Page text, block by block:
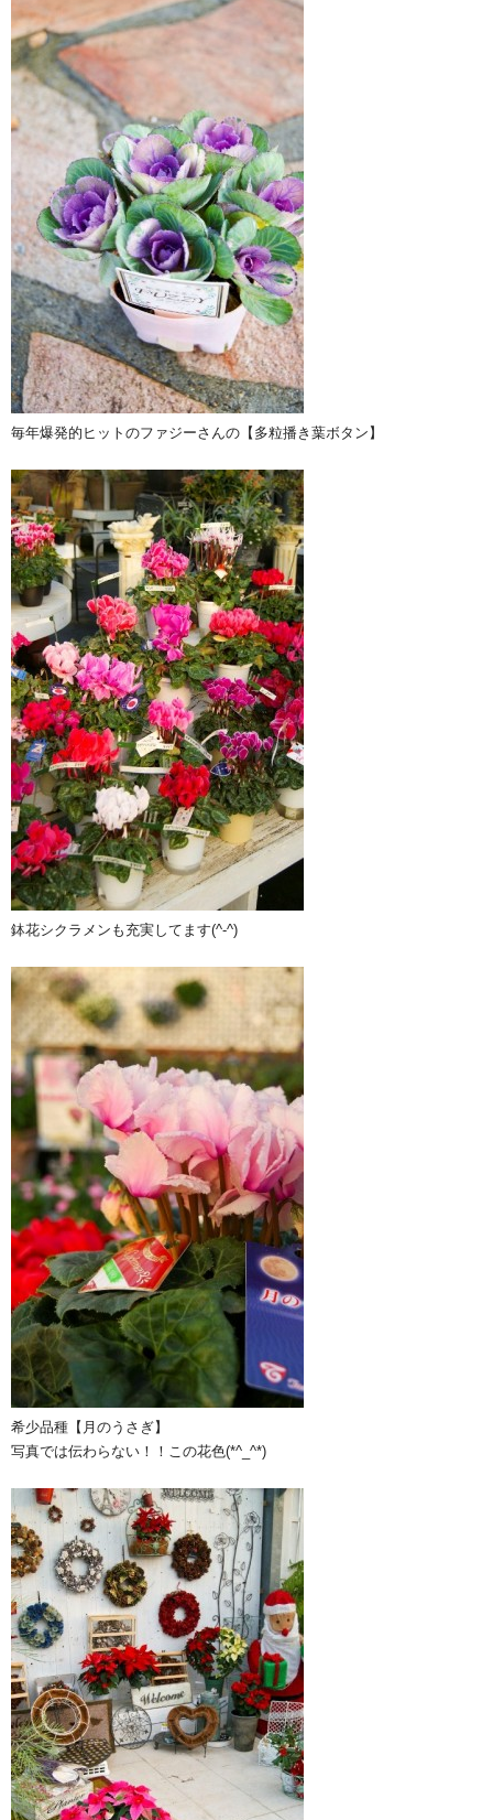
毎年爆発的ヒットのファジーさんの【多粒播き葉ボタン】
鉢花シクラメンも充実してます(^-^)
希少品種【月のうさぎ】
写真では伝わらない！！この花色(*^_^*)